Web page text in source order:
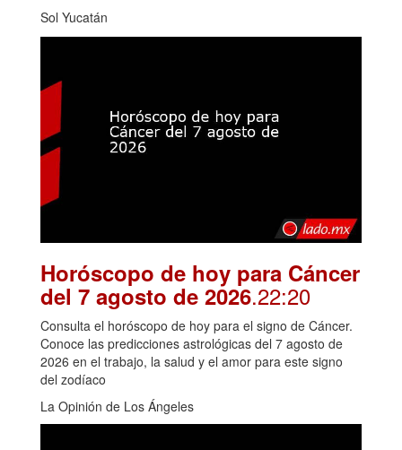
Sol Yucatán
Horóscopo de hoy para Cáncer
del 7 agosto de 2026.22:20
Consulta el horóscopo de hoy para el signo de Cáncer.
Conoce las predicciones astrológicas del 7 agosto de
2026 en el trabajo, la salud y el amor para este signo
del zodíaco
La Opinión de Los Ángeles